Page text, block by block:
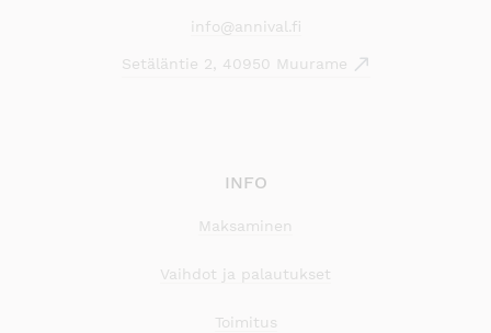
info@annival.fi
Setäläntie 2, 40950 Muurame
INFO
Maksaminen
Vaihdot ja palautukset
Toimitus